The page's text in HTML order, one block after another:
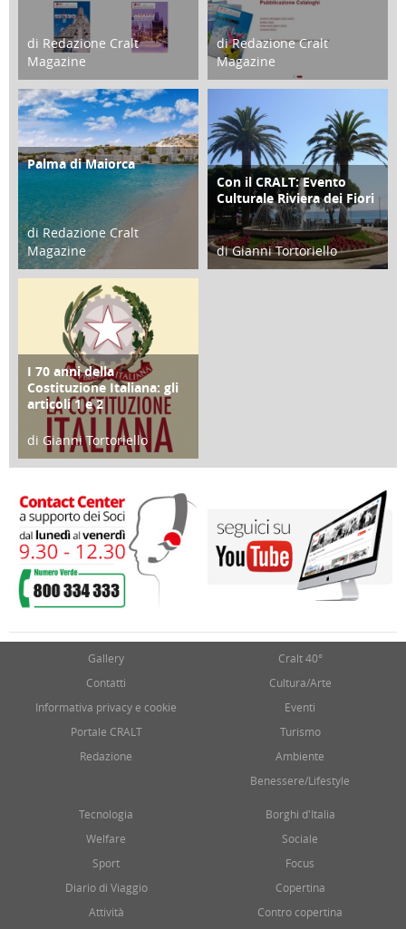
di Redazione Cralt
Magazine
21 Novembre 2023
di Redazione Cralt
Magazine
07 Marzo 2023
ATTIVITÀ
Palma di Maiorca
di Redazione Cralt
Magazine
25 Giugno 2016
ATTIVITÀ
Con il CRALT: Evento
Culturale Riviera dei Fiori
di Gianni Tortoriello
FOCUS
I 70 anni della
Costituzione Italiana: gli
articoli 1 e 2
di Gianni Tortoriello
17 Marzo 2018
Gallery
Contatti
Informativa privacy e cookie
Portale CRALT
Redazione
Cralt 40°
Cultura/Arte
Eventi
Turismo
Ambiente
Benessere/Lifestyle
Tecnologia
Welfare
Sport
Diario di Viaggio
Attività
Borghi d'Italia
Sociale
Focus
Copertina
Contro copertina